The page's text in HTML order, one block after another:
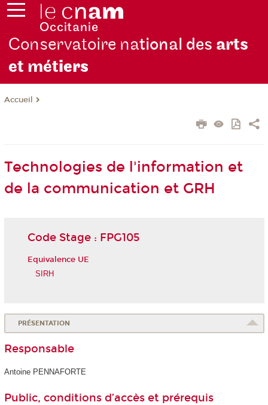
Conservatoire national des arts
et métiers
Accueil
Technologies de l'information et
de la communication et GRH
Code Stage : FPG105
Equivalence UE
SIRH
PRÉSENTATION
Responsable
Antoine PENNAFORTE
Public, conditions d’accès et prérequis